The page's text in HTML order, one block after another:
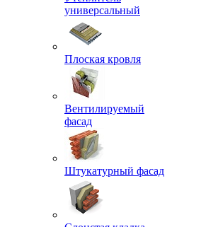
универсальный
Плоская кровля
Вентилируемый
фасад
Штукатурный фасад